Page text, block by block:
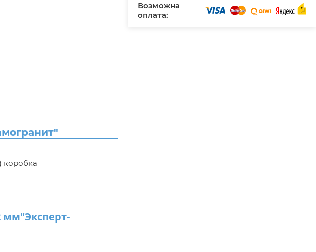
коробка
мм"Эксперт-
Возможна
оплата: